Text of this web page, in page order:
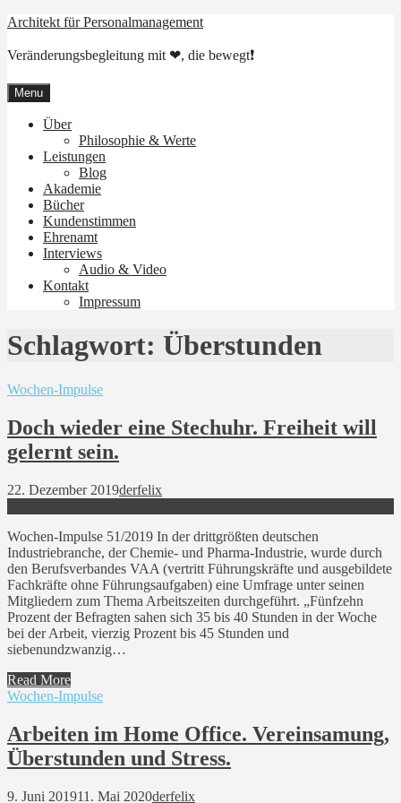
Skip
content
Architekt für Personalmanagement
Veränderungsbegleitung mit ❤, die bewegt❗
Menu
Über
Philosophie & Werte
Leistungen
Blog
Akademie
Bücher
Kundenstimmen
Ehrenamt
Interviews
Audio & Video
Kontakt
Impressum
Schlagwort: Überstunden
Wochen-Impulse
Doch wieder eine Stechuhr. Freiheit will
gelernt sein.
22. Dezember 2019derfelix
Wochen-Impulse 51/2019 In der drittgrößten deutschen
Industriebranche, der Chemie- und Pharma-Industrie, wurde durch
den Berufsverbandes VAA (vertritt Führungskräfte und ausgebildete
Fachkräfte ohne Führungsaufgaben) eine Umfrage unter seinen
Mitgliedern zum Thema Arbeitszeiten durchgeführt. „Fünfzehn
Prozent der Befragten sahen sich 35 bis 40 Stunden in der Woche
bei der Arbeit, vierzig Prozent bis 45 Stunden und
siebenundzwanzig…
Read More
Wochen-Impulse
Arbeiten im Home Office. Vereinsamung,
Überstunden und Stress.
9. Juni 201911. Mai 2020derfelix